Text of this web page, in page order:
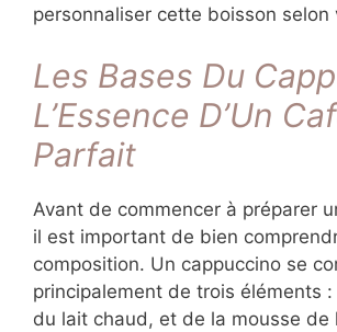
personnaliser cette boisson selon
Les Bases Du
L’Essence D’Un
Parfait
Avant de commencer à préparer
il est important de bien
composition. Un cappuccino se
principalement de trois éléments
du lait chaud, et de la mousse de